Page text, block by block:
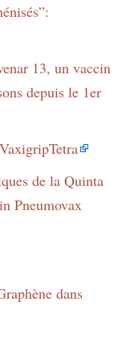
13, un vaccin
depuis le 1er
de la Quinta
Pneumovax
dans